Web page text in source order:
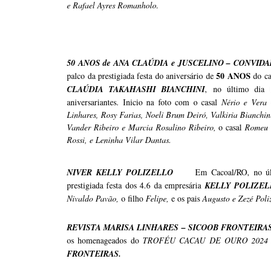
e Rafael Ayres Romanholo.
50 ANOS de ANA CLAÚDIA e JUSCELINO –
palco da prestigiada festa do aniversário de50 ANOS do
CLAÚDIA TAKAHASHI BIANCHINI, no último dia
aniversariantes. Inicio na foto com o casal Nério e Vera
Linhares, Rosy Farias, Noeli Brum Deiró, Valkiria
Vander Ribeiro e Marcia Rosalino Ribeiro,o casal
Rossi, e Leninha Vilar Dantas.
NIVER KELLY POLIZELLO
Em Cacoal/RO, no
prestigiada festa dos 4.6 da empresáriaKELLY
Nivaldo Pavão,o filhoFelipe,e os paisAugusto e Zezé
REVISTA MARISA LINHARES – SICOOB
os homenageados do TROFÉU CACAU DE OURO
FRONTEIRAS.